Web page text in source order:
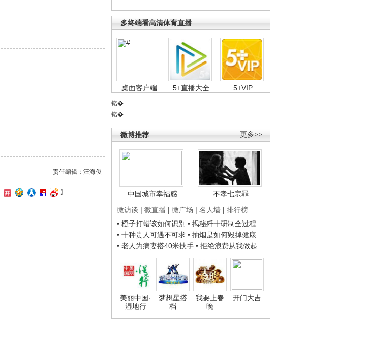
多终端看高清体育直播
桌面客户端 5+直播大全 5+VIP
锘�
锘�
更多>>
微博推荐
中国城市幸福感
不孝七宗罪
微访谈 | 微直播 | 微广场 | 名人墙 | 排行榜
• 橙子打蜡该如何识别 • 揭秘歼十研制全过程
• 十种贵人可遇不可求 • 抽烟是如何毁掉健康
• 老人为病妻搭40米扶手 • 拒绝浪费从我做起
美丽中国·
湿地行
梦想星搭
档
我要上春
晚
开门大吉
责任编辑：汪海俊
】